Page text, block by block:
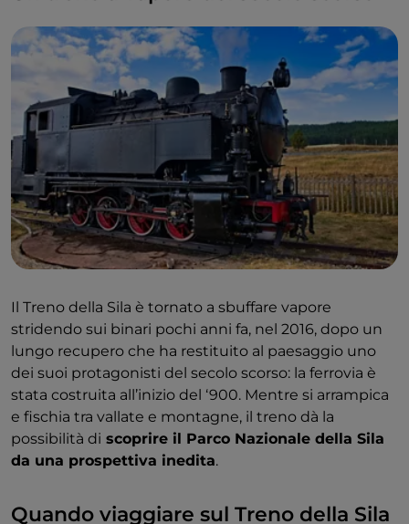
Il Treno della Sila è tornato a sbuffare vapore
stridendo sui binari pochi anni fa, nel 2016, dopo un
lungo recupero che ha restituito al paesaggio uno
dei suoi protagonisti del secolo scorso: la ferrovia è
stata costruita all’inizio del ‘900. Mentre si arrampica
e fischia tra vallate e montagne, il treno dà la
possibilità di scoprire il Parco Nazionale della Sila
da una prospettiva inedita.
Quando viaggiare sul Treno della Sila